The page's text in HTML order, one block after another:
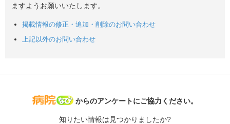
ますようお願いいたします。
掲載情報の修正・追加・削除のお問い合わせ
上記以外のお問い合わせ
病院なび
からのアンケートにご協力ください。
知りたい情報は見つかりましたか?